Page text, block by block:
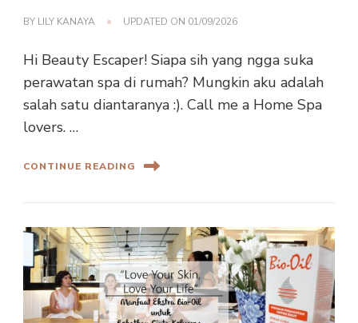
BY LILY KANAYA UPDATED ON 01/09/2026
Hi Beauty Escaper! Siapa sih yang ngga suka
perawatan spa di rumah? Mungkin aku adalah
salah satu diantaranya :). Call me a Home Spa
lovers. …
CONTINUE READING